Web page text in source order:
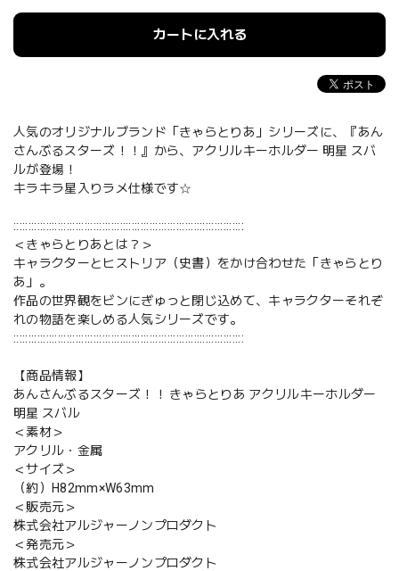
カートに入れる
人気のオリジナルブランド「きゃらとりあ」シリーズに、『あん
さんぶるスターズ！！』から、アクリルキーホルダー 明星 スバ
ルが登場！
キラキラ星入りラメ仕様です☆
::::::::::::::::::::::::::::::::::::::::::::::::::::::::::::::::::::::::::::::
＜きゃらとりあとは？＞
キャラクターとヒストリア（史書）をかけ合わせた「きゃらとり
あ」。
作品の世界観をビンにぎゅっと閉じ込めて、キャラクターそれぞ
れの物語を楽しめる人気シリーズです。
::::::::::::::::::::::::::::::::::::::::::::::::::::::::::::::::::::::::::::::
【商品情報】
あんさんぶるスターズ！！ きゃらとりあ アクリルキーホルダー
明星 スバル
＜素材＞
アクリル・金属
＜サイズ＞
（約）H82mm×W63mm
＜販売元＞
株式会社アルジャーノンプロダクト
＜発売元＞
株式会社アルジャーノンプロダクト